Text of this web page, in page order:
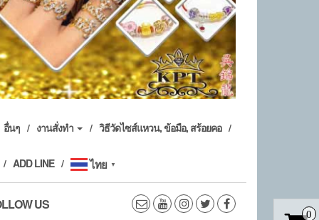
อื่นๆ งานสั่งทำ วิธีวัดไซส์แหวน, ข้อมือ, สร้อยคอ
ADD LINE ไทย ▼
US
0